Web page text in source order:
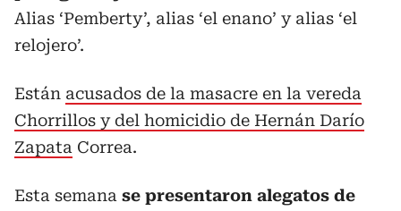
Alias ‘Pemberty’, alias ‘el enano’ y alias ‘el
relojero’.
Están acusados de la masacre en la vereda
Chorrillos y del homicidio de Hernán Darío
Zapata Correa.
Esta semana se presentaron alegatos de